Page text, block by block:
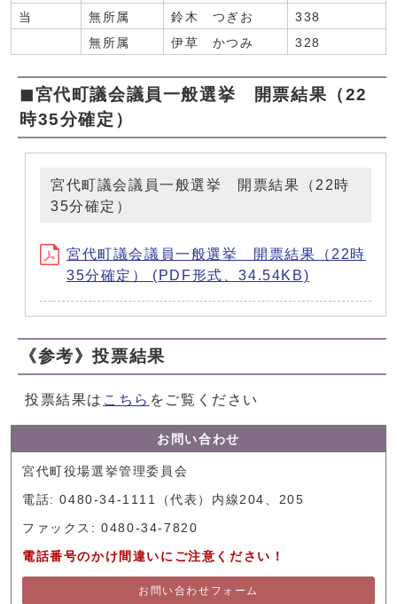
当
無所属 鈴木 つぎお
338
無所属
伊草 かつみ 328
◼︎宮代町議会議員一般選挙 開票結果（22
時35分確定）
宮代町議会議員一般選挙 開票結果（22時
35分確定）
宮代町議会議員一般選挙 開票結果（22時
35分確定） (PDF形式、34.54KB)
《参考》投票結果
投票結果は こちら をご覧ください
お問い合わせ
宮代町役場選挙管理委員会
電話: 0480-34-1111（代表）内線204、205
ファックス: 0480-34-7820
電話番号のかけ間違いにご注意ください！
お問い合わせフォーム